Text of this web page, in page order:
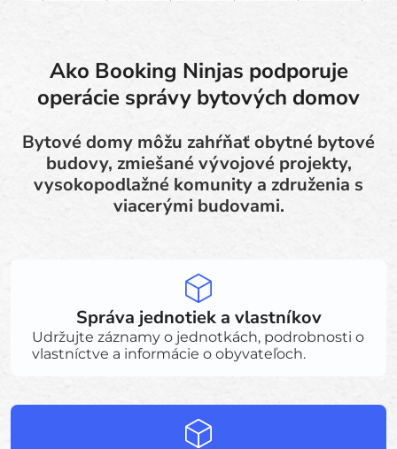
Ako Booking Ninjas podporuje
operácie správy bytových domov
Bytové domy môžu zahŕňať obytné bytové
budovy, zmiešané vývojové projekty,
vysokopodlažné komunity a združenia s
viacerými budovami.
Správa jednotiek a vlastníkov
Udržujte záznamy o jednotkách, podrobnosti o
vlastníctve a informácie o obyvateľoch.